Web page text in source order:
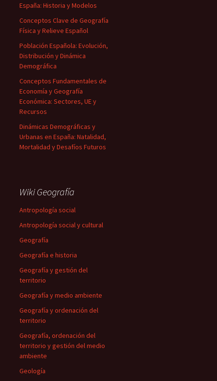
España: Historia y Modelos
Conceptos Clave de Geografía
Física y Relieve Español
Población Española: Evolución,
Distribución y Dinámica
Demográfica
Conceptos Fundamentales de
Economía y Geografía
Económica: Sectores, UE y
Recursos
Dinámicas Demográficas y
Urbanas en España: Natalidad,
Mortalidad y Desafíos Futuros
Wiki Geografía
Antropología social
Antropología social y cultural
Geografía
Geografía e historia
Geografía y gestión del
territorio
Geografía y medio ambiente
Geografía y ordenación del
territorio
Geografía, ordenación del
territorio y gestión del medio
ambiente
Geología